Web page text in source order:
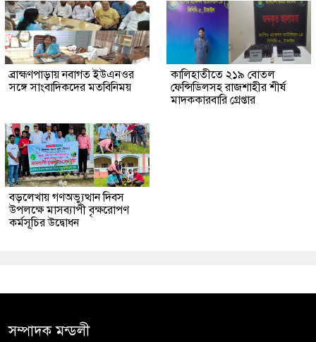
ব্রাহ্মণপাড়ায় নবাগত ইউএনওর
সঙ্গে সাংবাদিকদের মতবিনিময়
কালিহাতীতে ২১৯ বোতল
ফেন্সিডিলসহ রাজশাহীর শীর্ষ
মাদককারবারি গ্রেপ্তার
বড়লেখায় গণঅভ্যুত্থান দিবস
উপলক্ষে মাসব্যাপী বৃক্ষরোপণ
কর্মসূচির উদ্বোধন
সম্পাদক মন্ডলী